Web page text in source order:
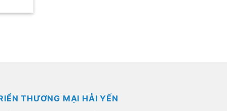
THƯƠNG MẠI HẢI YẾN